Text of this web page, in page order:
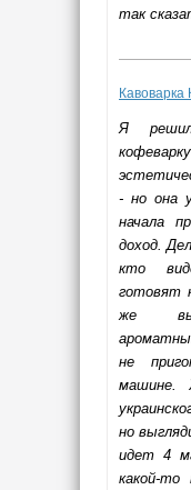
так
Я
- но она
начала
доход.
кто
готовят
же
не
машине.
но
идет 4
какой-то